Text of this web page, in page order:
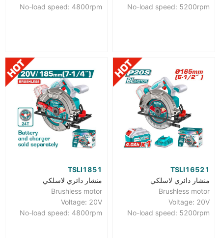
No-load speed: 5200rpm
No-load speed: 4800rpm
TSLI16521
منشار دائري لاسلكي
Brushless motor
Voltage: 20V
No-load speed: 5200rpm
TSLI1851
منشار دائري لاسلكي
Brushless motor
Voltage: 20V
No-load speed: 4800rpm